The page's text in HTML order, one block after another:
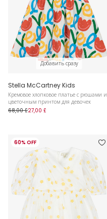
Добавить сразу
Stella McCartney Kids
Кремовое хлопковое платье с рюшами и
цветочным принтом для девочек
68,00 £27,00 £
60% OFF